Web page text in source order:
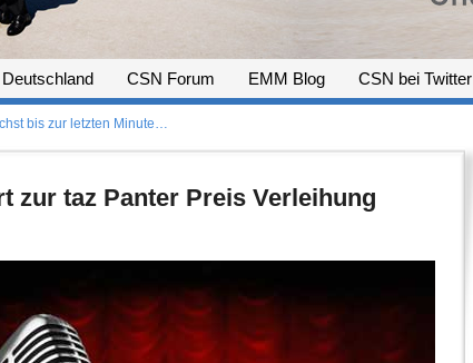
CSN Forum EMM Blog CSN bei Twitter
bis zur letzten Minute…
zur taz Panter Preis Verleihung